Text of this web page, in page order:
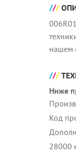
нашем
Ниже
Код
28000